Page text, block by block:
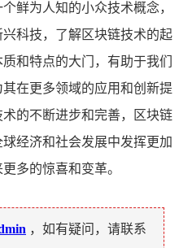
鲜为人知的小众技术概念，
科技，了解区块链技术的起
和特点的大门，有助于我们
在更多领域的应用和创新提
的不断进步和完善，区块链
经济和社会发展中发挥更加
多的惊喜和变革。
，如有疑问，请联系